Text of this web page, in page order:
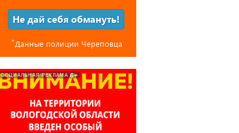
Не дай себя обмануть!
⃰Данные полиции Череповца
СОЦИАЛЬНАЯ РЕКЛАМА 6+